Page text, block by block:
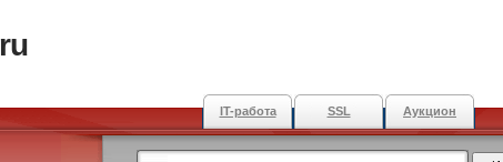
IT-работа SSL Аукцион